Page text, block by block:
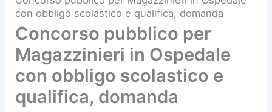
con obbligo scolastico e qualifica, domanda
Concorso pubblico per
Magazzinieri in Ospedale
con obbligo scolastico e
qualifica, domanda